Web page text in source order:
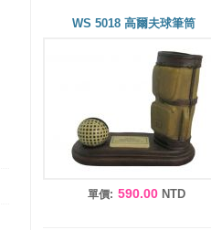
WS 5018 高爾夫球筆筒
單價: 590.00 NTD